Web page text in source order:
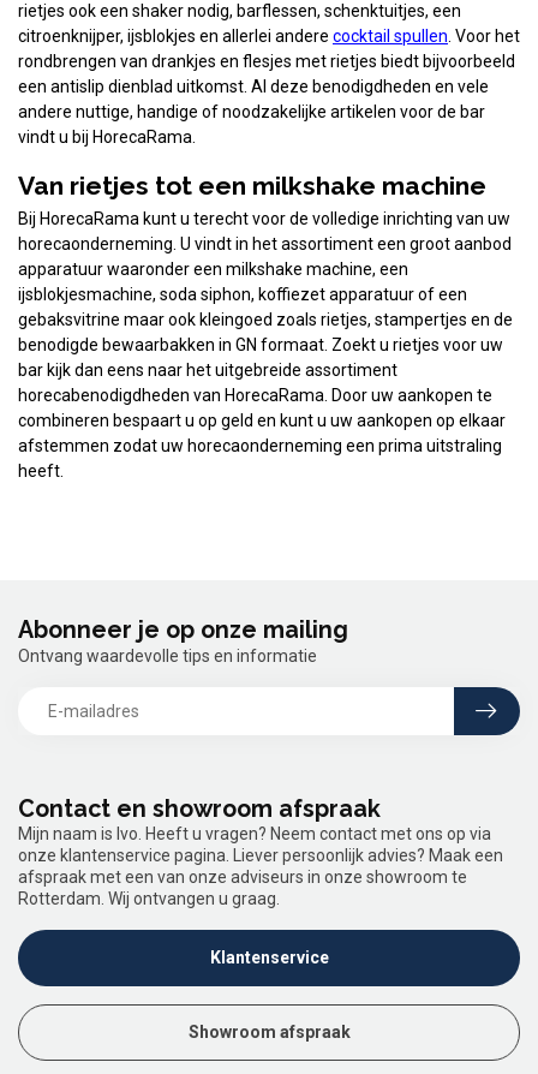
rietjes ook een shaker nodig, barflessen, schenktuitjes, een
citroenknijper, ijsblokjes en allerlei andere cocktail spullen . Voor het
rondbrengen van drankjes en flesjes met rietjes biedt bijvoorbeeld
een antislip dienblad uitkomst. Al deze benodigdheden en vele
andere nuttige, handige of noodzakelijke artikelen voor de bar
vindt u bij HorecaRama.
Van rietjes tot een milkshake machine
Bij HorecaRama kunt u terecht voor de volledige inrichting van uw
horecaonderneming. U vindt in het assortiment een groot aanbod
apparatuur waaronder een milkshake machine, een
ijsblokjesmachine, soda siphon, koffiezet apparatuur of een
gebaksvitrine maar ook kleingoed zoals rietjes, stampertjes en de
benodigde bewaarbakken in GN formaat. Zoekt u rietjes voor uw
bar kijk dan eens naar het uitgebreide assortiment
horecabenodigdheden van HorecaRama. Door uw aankopen te
combineren bespaart u op geld en kunt u uw aankopen op elkaar
afstemmen zodat uw horecaonderneming een prima uitstraling
heeft.
Contact en showroom afspraak
Mijn naam is Ivo. Heeft u vragen? Neem contact met ons op via
onze klantenservice pagina. Liever persoonlijk advies? Maak een
afspraak met een van onze adviseurs in onze showroom te
Rotterdam. Wij ontvangen u graag.
Klantenservice
Showroom afspraak
Abonneer je op onze mailing
Ontvang waardevolle tips en informatie